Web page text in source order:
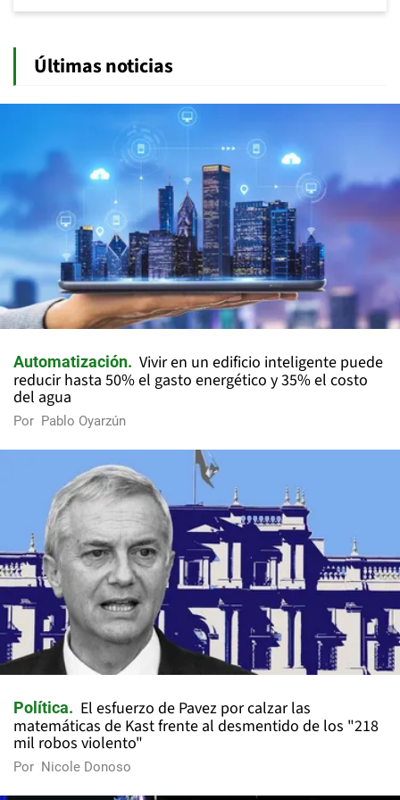
Últimas noticias
Automatización
Vivir en un edificio inteligente puede
reducir hasta 50% el gasto energético y 35% el costo
del agua
Por Pablo Oyarzún
Política
El esfuerzo de Pavez por calzar las
matemáticas de Kast frente al desmentido de los "218
mil robos violento"
Por Nicole Donoso